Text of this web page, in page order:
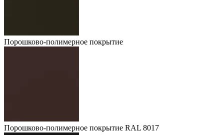
Порошково-полимерное покрытие
Порошково-полимерное покрытие RAL 8017